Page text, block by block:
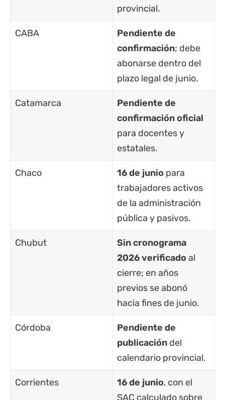
provincial.
CABA
Pendiente de
confirmación; debe
abonarse dentro del
plazo legal de junio.
Catamarca
Pendiente de
confirmación oficial
para docentes y
estatales.
Chaco 16 de junio para
trabajadores activos
de la administración
pública y pasivos.
Chubut
Sin cronograma
2026 verificado al
cierre; en años
previos se abonó
hacia fines de junio.
Córdoba
Pendiente de
publicación del
calendario provincial.
Corrientes 16 de junio, con el
SAC calculado sobre